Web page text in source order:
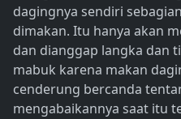
dagingnya sendiri
dimakan. Itu hanya akan
dan dianggap langka dan
mabuk karena makan
cenderung bercanda
mengabaikannya saat itu